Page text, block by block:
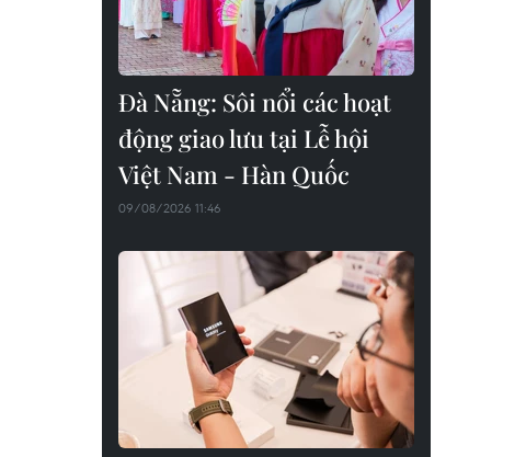
Đà Nẵng: Sôi nổi các hoạt
động giao lưu tại Lễ hội
Việt Nam - Hàn Quốc
09/08/2026 11:46